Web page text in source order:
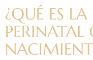
¿QUÉ ES
PERINATAL